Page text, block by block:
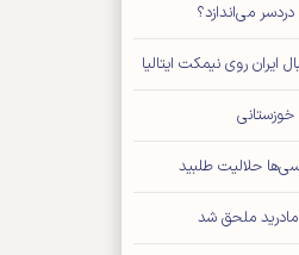
دردسر می‌اندازد؟
ایران روی نیمکت ایتالیا
خوزستانی
حلالیت طلبید
مادرید ملحق شد